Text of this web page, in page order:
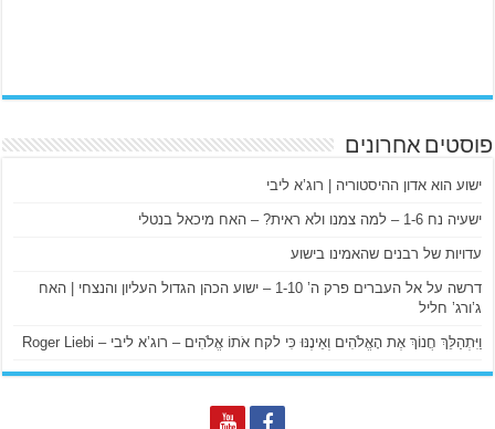
פוסטים אחרונים
ישוע הוא אדון ההיסטוריה | רוג’א ליבי
ישעיה נח 1-6 – למה צמנו ולא ראית? – האח מיכאל בנטלי
עדויות של רבנים שהאמינו בישוע
דרשה על אל העברים פרק ה’ 1-10 – ישוע הכהן הגדול העליון והנצחי | האח
ג’ורג’ חליל
וַיִּתְהַלֵּךְ חֲנוֹךְ אֶת הָאֱלֹהִים וְאֵינֶנּוּ כִּי לקח אֹתוֹ אֱלֹהִים – רוג’א ליבי – Roger Liebi